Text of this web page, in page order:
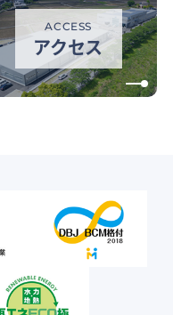
ACCESS
アクセス